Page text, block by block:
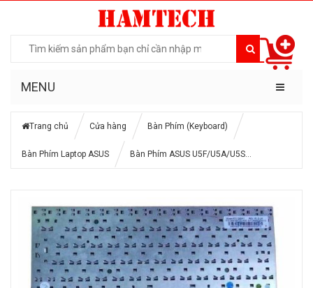
MENU
Trang chủ Cửa hàng Bàn Phím (Keyboard)
Bàn Phím Laptop ASUS Bàn Phím ASUS U5F/U5A/U5S…